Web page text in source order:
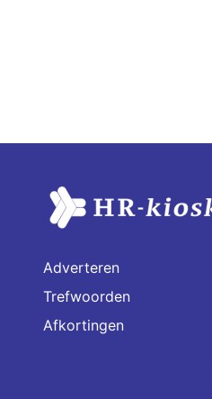
Adverteren
Trefwoorden
Afkortingen